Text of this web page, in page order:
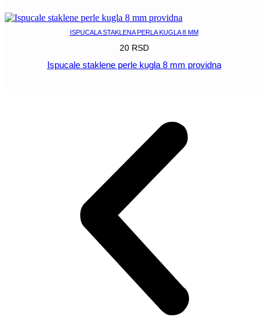
ISPUCALA STAKLENA PERLA KUGLA 8 MM
20 RSD
Ispucale staklene perle kugla 8 mm providna